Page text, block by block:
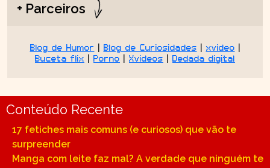
+ Parceiros
Blog de Humor | Blog de Curiosidades | xvideo |
Buceta flix | Porno | Xvideos | Dedada digital
Conteúdo Recente
17 fetiches mais comuns (e curiosos) que vão te
surpreender
Manga com leite faz mal? A verdade que ninguém te